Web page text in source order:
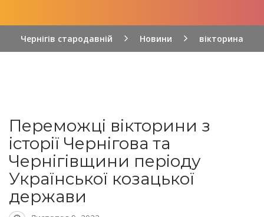
Чернігів стародавній Новини вікторина
Переможці вікторини з
історії Чернігова та
Чернігівщини періоду
Української козацької
держави